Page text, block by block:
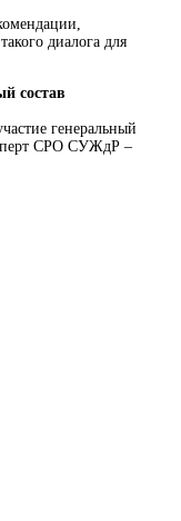
диалога для
состав
генеральный
СРО СУЖдР –